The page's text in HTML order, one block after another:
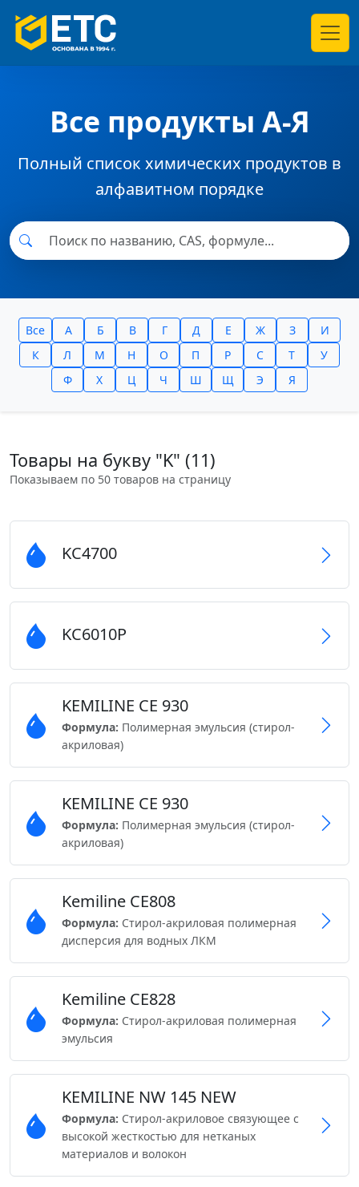
Все продукты А-Я
Полный список химических продуктов в
алфавитном порядке
Все А Б В Г Д Е Ж З
И
К
Л М Н О П Р С Т
У
Ф
Х Ц Ч Ш Щ Э Я
Товары на букву "K" (11)
Показываем по 50 товаров на страницу
KC4700
KC6010P
KEMILINE CE 930
Формула: Полимерная эмульсия (стирол-
акриловая)
KEMILINE CE 930
Формула: Полимерная эмульсия (стирол-
акриловая)
Kemiline CE808
Формула: Стирол-акриловая полимерная
дисперсия для водных ЛКМ
Kemiline CE828
Формула: Cтирол-акриловая полимерная
эмульсия
KEMILINE NW 145 NEW
Формула: Cтирол-акриловое связующее с
высокой жесткостью для нетканых
материалов и волокон